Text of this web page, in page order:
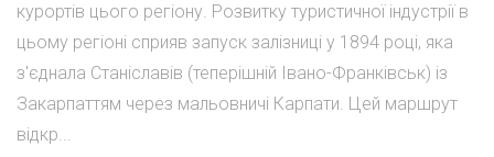
курортів цього регіону. Розвитку туристичної індустрії в
цьому регіоні сприяв запуск залізниці у 1894 році, яка
з'єднала Станіславів (теперішній Івано-Франківськ) із
Закарпаттям через мальовничі Карпати. Цей маршрут
відкр...